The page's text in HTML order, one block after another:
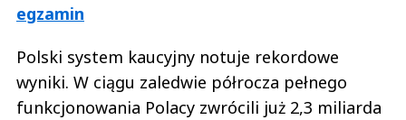
egzamin
Polski system kaucyjny notuje rekordowe
wyniki. W ciągu zaledwie półrocza pełnego
funkcjonowania Polacy zwrócili już 2,3 miliarda